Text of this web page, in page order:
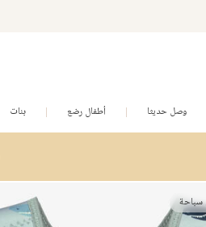
وصل حديثا أطفال رضع بنات
سباحة